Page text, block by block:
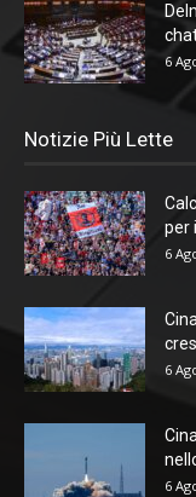
6
Notizie Più Lette
per
6
6
6